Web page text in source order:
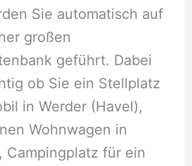
Sie automatisch auf
großen
geführt. Dabei
ob Sie ein Stellplatz
in Werder (Havel),
Wohnwagen in
Campingplatz für ein